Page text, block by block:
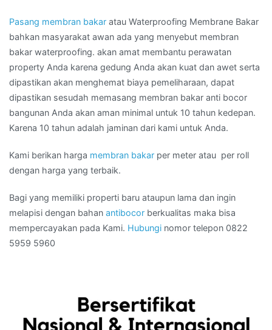
Pasang membran bakar atau Waterproofing Membrane Bakar
bahkan masyarakat awan ada yang menyebut membran
bakar waterproofing. akan amat membantu perawatan
property Anda karena gedung Anda akan kuat dan awet serta
dipastikan akan menghemat biaya pemeliharaan, dapat
dipastikan sesudah memasang membran bakar anti bocor
bangunan Anda akan aman minimal untuk 10 tahun kedepan.
Karena 10 tahun adalah jaminan dari kami untuk Anda.
Kami berikan harga membran bakar per meter atau per roll
dengan harga yang terbaik.
Bagi yang memiliki properti baru ataupun lama dan ingin
melapisi dengan bahan antibocor berkualitas maka bisa
mempercayakan pada Kami. Hubungi nomor telepon 0822
5959 5960